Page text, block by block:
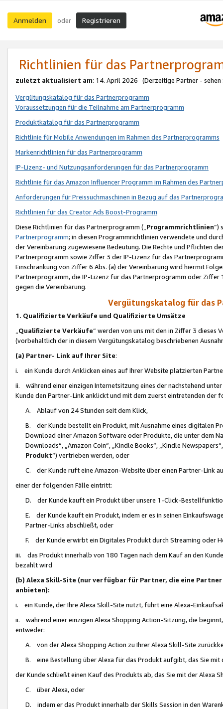
Anmelden oder Registrieren
Richtlinien für das
zuletzt aktualisiert am: 14. April 2026 (Derzeitige Partner - sehen
Vergütungskatalog für das Partnerprogramm
Voraussetzungen für die Teilnahme am Partnerprogramm
Produktkatalog für das Partnerprogramm
Richtlinie für Mobile Anwendungen im Rahmen des Partnerprogramms
Markenrichtlinien für das Partnerprogramm
IP-Lizenz- und Nutzungsanforderungen für das Partnerprogramm
Richtlinie für das Amazon Influencer Programm im Rahmen des
Anforderungen für Preissuchmaschinen in Bezug auf das
Richtlinien für das Creator Ads Boost-Programm
Diese Richtlinien für das Partnerprogramm („Programmrichtlinien“)
Partnerprogramm; in diesen Programmrichtlinien verwendete und
der Vereinbarung zugewiesene Bedeutung. Die Rechte und Pflichten
Partnerprogramm sowie Ziffer 3 der IP-Lizenz für das
Einschränkung von Ziffer 6 Abs. (a) der Vereinbarung wird hiermit
Partnerprogramm, die IP-Lizenz für das Partnerprogramm oder
gegen die Vereinbarung.
Vergütungskatalog für das
1. Qualifizierte Verkäufe und Qualifizierte Umsätze
Qualifizierte Verkäufe“ werden von uns mit den in Ziffer 3
(vorbehaltlich der in diesem Vergütungskatalog beschriebenen
(a) Partner- Link auf Ihrer Site:
i. ein Kunde durch Anklicken eines auf Ihrer Website platzierten
ii. während einer einzigen Internetsitzung eines der nachstehend
Kunde den Partner-Link anklickt und mit dem zuerst eintretenden der
A. Ablauf von 24 Stunden seit dem Klick,
B. der Kunde bestellt ein Produkt, mit Ausnahme eines digitalen
Download einer Amazon Software oder Produkte, die unter dem
Downloads“, „Amazon Coin“, „Kindle Books“, „Kindle
Produkt“) vertrieben werden, oder
C. der Kunde ruft eine Amazon-Website über einen Partner-Link
einer der folgenden Fälle eintritt:
D. der Kunde kauft ein Produkt über unsere 1-Click-
E. der Kunde kauft ein Produkt, indem er es in seinen
Partner-Links abschließt, oder
F. der Kunde erwirbt ein Digitales Produkt durch Streaming oder
iii. das Produkt innerhalb von 180 Tagen nach dem Kauf an den
bezahlt wird
(b) Alexa Skill-Site (nur verfügbar für Partner, die eine
anbieten):
i. ein Kunde, der Ihre Alexa Skill-Site nutzt, führt eine Alexa-
ii. während einer einzigen Alexa Shopping Action-Sitzung, die
entweder:
A. von der Alexa Shopping Action zu Ihrer Alexa Skill-Site
B. eine Bestellung über Alexa für das Produkt aufgibt, das Sie mit
der Kunde schließt einen Kauf des Produkts ab, das Sie mit der Alexa
C. über Alexa, oder
D. indem er das Produkt innerhalb der Skills Session in den